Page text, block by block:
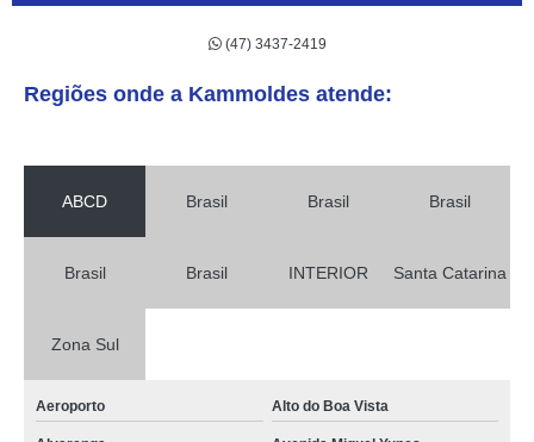
(47) 3437-2419
Regiões onde a Kammoldes atende:
ABCD Brasil Brasil Brasil
Brasil Brasil INTERIOR Santa Catarina
Zona Sul
Aeroporto Alto do Boa Vista